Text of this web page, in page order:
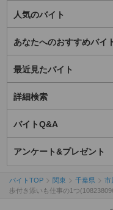
人気のバイト
あなたへのおすすめバイ
最近見たバイト
詳細検索
バイトQ&A
アンケート&プレゼント
バイトTOP 関東 千葉県 市
歩付き添いも仕事の1つ